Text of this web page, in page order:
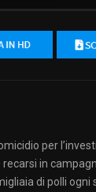
per
recarsi in
di polli ogni